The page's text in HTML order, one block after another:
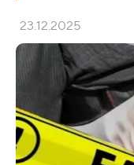
23.12.2025